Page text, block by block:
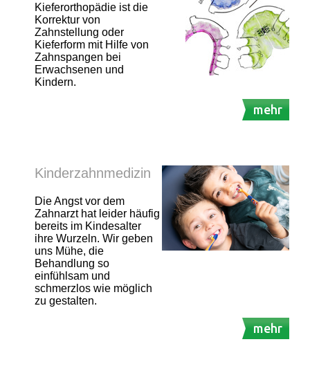
Kieferorthopädie ist die
Korrektur von
Zahnstellung oder
Kieferform mit Hilfe von
Zahnspangen bei
Erwachsenen und
Kindern.
mehr
Kinderzahnmedizin
Die Angst vor dem
Zahnarzt hat leider häufig
bereits im Kindesalter
ihre Wurzeln. Wir geben
uns Mühe, die
Behandlung so
einfühlsam und
schmerzlos wie möglich
zu gestalten.
mehr